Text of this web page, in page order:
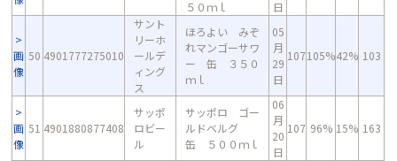
５０ｍｌ
日
画
像
50 4901777275010
サント
リーホ
ールデ
ィング
ス
ほろよい みぞ
れマンゴーサワ
ー 缶 ３５０
ｍｌ
05
月
29
日
107105%42% 103
画
像
51 4901880877408
サッポ
ロビー
ル
サッポロ ゴー
ルドベルグ
缶 ５００ｍｌ
06
月
20
日
107 96% 15% 163